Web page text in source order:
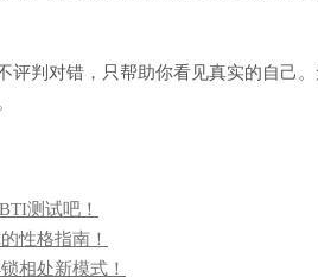
评判对错，只帮助你看见真实的自己
测试吧！
性格指南！
相处新模式！